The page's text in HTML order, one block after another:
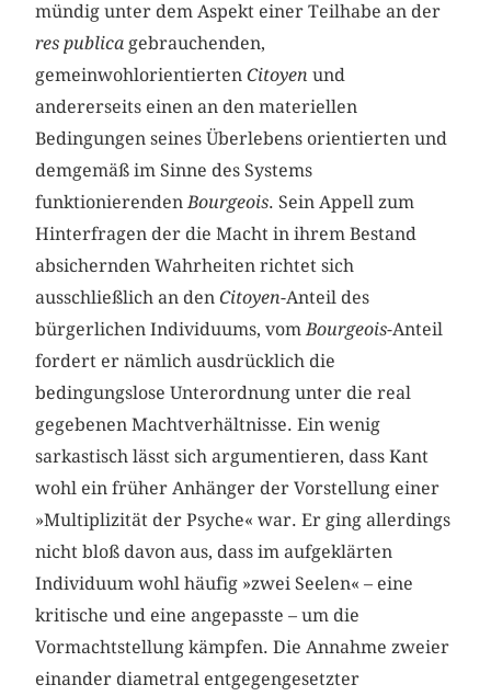
mündig unter dem Aspekt einer Teilhabe an der
res publica gebrauchenden,
gemeinwohlorientiertenCitoyen und
andererseits einen an den materiellen
Bedingungen seines Überlebens orientierten und
demgemäß im Sinne des Systems
funktionierenden Bourgeois. Sein Appell zum
Hinterfragen der die Macht in ihrem Bestand
absichernden Wahrheiten richtet sich
ausschließlich an denCitoyen-Anteil des
bürgerlichen Individuums, vom Bourgeois-Anteil
fordert er nämlich ausdrücklich die
bedingungslose Unterordnung unter die real
gegebenen Machtverhältnisse. Ein wenig
sarkastisch lässt sich argumentieren, dass Kant
wohl ein früher Anhänger der Vorstellung einer
»Multiplizität der Psyche« war. Er ging allerdings
nicht bloß davon aus, dass im aufgeklärten
Individuum wohl häufig »zwei Seelen« – eine
kritische und eine angepasste – um die
Vormachtstellung kämpfen. Die Annahme zweier
einander diametral entgegengesetzter